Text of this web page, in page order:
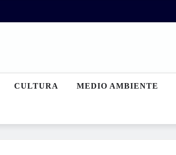
CULTURA MEDIO AMBIENTE